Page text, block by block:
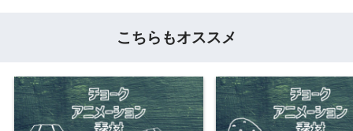
こちらもオススメ